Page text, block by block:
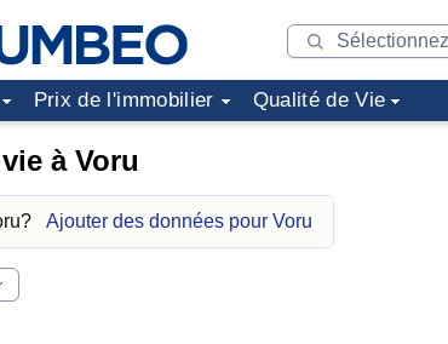
Prix de l'immobilier Qualité de Vie
à Voru
Ajouter des données pour Voru